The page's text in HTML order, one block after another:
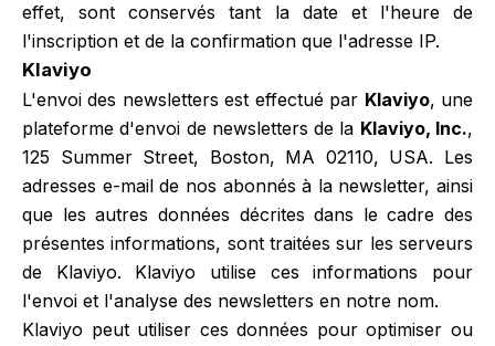
effet, sont conservés tant la date et l'heure de
l'inscription et de la confirmation que l'adresse IP.
Klaviyo
L'envoi des newsletters est effectué par Klaviyo, une
plateforme d'envoi de newsletters de la Klaviyo, Inc.,
125 Summer Street, Boston, MA 02110, USA. Les
adresses e-mail de nos abonnés à la newsletter, ainsi
que les autres données décrites dans le cadre des
présentes informations, sont traitées sur les serveurs
de Klaviyo. Klaviyo utilise ces informations pour
l'envoi et l'analyse des newsletters en notre nom.
Klaviyo peut utiliser ces données pour optimiser ou